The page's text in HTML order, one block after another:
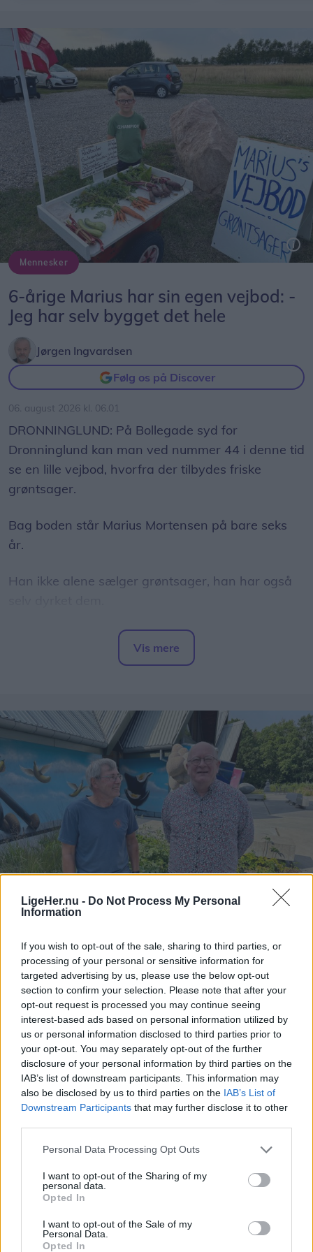
LigeHer.nu - Do Not Process My Personal
Information
If you wish to opt-out of the sale, sharing to third parties, or
processing of your personal or sensitive information for
targeted advertising by us, please use the below opt-out
section to confirm your selection. Please note that after your
opt-out request is processed you may continue seeing
interest-based ads based on personal information utilized by
us or personal information disclosed to third parties prior to
your opt-out. You may separately opt-out of the further
disclosure of your personal information by third parties on the
IAB’s list of downstream participants. This information may
also be disclosed by us to third parties on the IAB’s List of
Downstream Participants that may further disclose it to other
Personal Data Processing Opt Outs
I want to opt-out of the Sharing of my
personal data.
Opted In
I want to opt-out of the Sale of my
Personal Data.
Opted In
Mennesker
6-årige Marius har sin egen vejbod: -
Jeg har selv bygget det hele
Jørgen Ingvardsen
Følg os på Discover
06. august 2026 kl. 06.01
DRONNINGLUND: På Bollegade syd for
Dronninglund kan man ved nummer 44 i denne tid
se en lille vejbod, hvorfra der tilbydes friske
grøntsager.
Bag boden står Marius Mortensen på bare seks
år.
Han ikke alene sælger grøntsager, han har også
I sine forældres have har han fået sin helt egen
afdeling, hvor han i foråret såede squash,
Han har også passet dem omhyggeligt frem til nu,
hvor han hver dag sætter et udvalg til salg i sin
vejbod.
- Jeg har ikke så meget tilbage, for det meste er
allerede solgt, fortæller han, mens han viser sin
have frem.
Der er endnu lidt gulerødder tilbage og en hel del
- Dem kommer der mange af. De vokser godt. Min
have ligger, hvor der har ligget en mødding, så
større end min fars, siger han stolt.
Vis mere
Events
Forberedelserne til Kunstcenters
censurerede udstilling er allerede i
gang
Jørgen Ingvardsen
Følg os på Discover
07. august 2026 kl. 06.00
DRONNINGLUND: Langt over 100 kunstnere har
allerede nu tilmeldt sig den censurerede udstilling,
DKC 2026, der hvert år afvikles på Dronninglund
Kunstcenter.
Fristen for tilmelding er 15. august, så der
forventes mange flere kunsterne, der alle håber